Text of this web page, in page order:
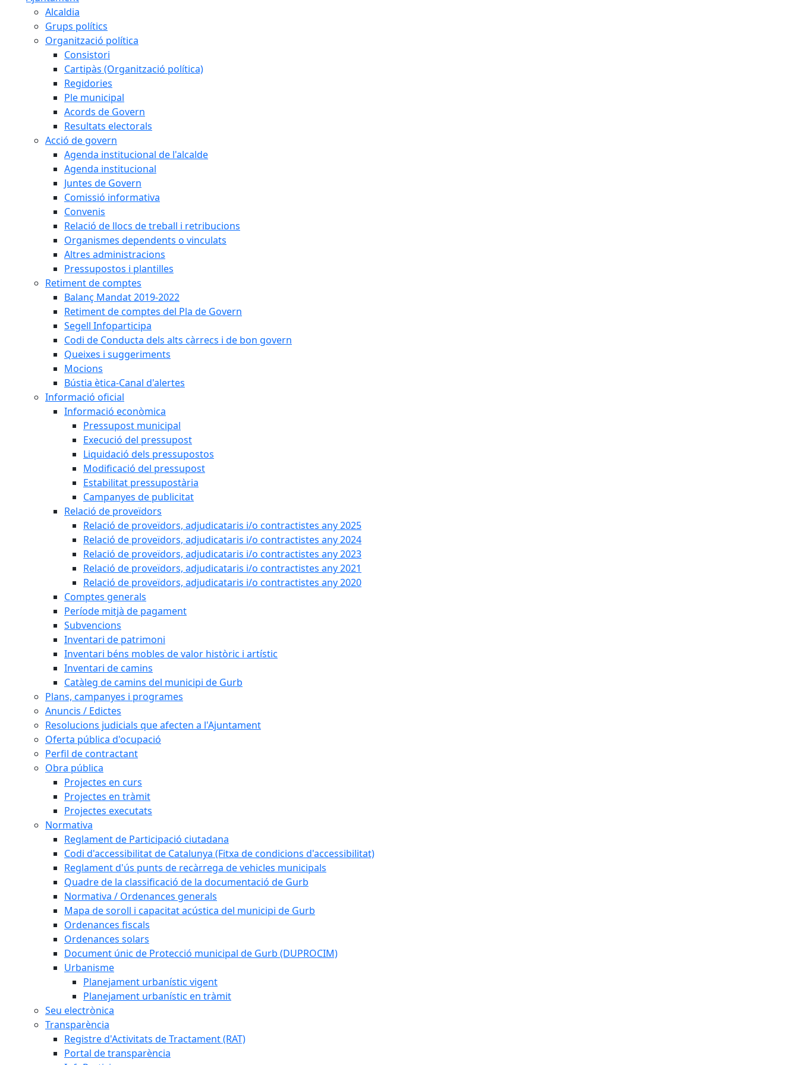
Alcaldia
Grups polítics
Organització política
Consistori
Cartipàs (Organització política)
Regidories
Ple municipal
Acords de Govern
Resultats electorals
Acció de govern
Agenda institucional de l'alcalde
Agenda institucional
Juntes de Govern
Comissió informativa
Convenis
Relació de llocs de treball i retribucions
Organismes dependents o vinculats
Altres administracions
Pressupostos i plantilles
Retiment de comptes
Balanç Mandat 2019-2022
Retiment de comptes del Pla de Govern
Segell Infoparticipa
Codi de Conducta dels alts càrrecs i de bon govern
Queixes i suggeriments
Mocions
Bústia ètica-Canal d'alertes
Informació oficial
Informació econòmica
Pressupost municipal
Execució del pressupost
Liquidació dels pressupostos
Modificació del pressupost
Estabilitat pressupostària
Campanyes de publicitat
Relació de proveïdors
Relació de proveïdors, adjudicataris i/o contractistes any 2025
Relació de proveïdors, adjudicataris i/o contractistes any 2024
Relació de proveïdors, adjudicataris i/o contractistes any 2023
Relació de proveïdors, adjudicataris i/o contractistes any 2021
Relació de proveïdors, adjudicataris i/o contractistes any 2020
Comptes generals
Període mitjà de pagament
Subvencions
Inventari de patrimoni
Inventari béns mobles de valor històric i artístic
Inventari de camins
Catàleg de camins del municipi de Gurb
Plans, campanyes i programes
Anuncis / Edictes
Resolucions judicials que afecten a l'Ajuntament
Oferta pública d'ocupació
Perfil de contractant
Obra pública
Projectes en curs
Projectes en tràmit
Projectes executats
Normativa
Reglament de Participació ciutadana
Codi d'accessibilitat de Catalunya (Fitxa de condicions d'accessibilitat)
Reglament d'ús punts de recàrrega de vehicles municipals
Quadre de la classificació de la documentació de Gurb
Normativa / Ordenances generals
Mapa de soroll i capacitat acústica del municipi de Gurb
Ordenances fiscals
Ordenances solars
Document únic de Protecció municipal de Gurb (DUPROCIM)
Urbanisme
Planejament urbanístic vigent
Planejament urbanístic en tràmit
Seu electrònica
Transparència
Registre d'Activitats de Tractament (RAT)
Portal de transparència